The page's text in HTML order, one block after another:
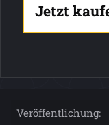
Jetzt
Veröffentlichung: